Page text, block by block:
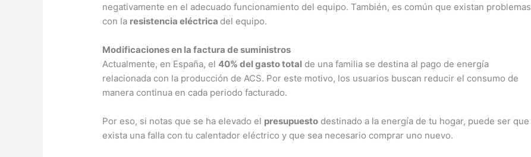
negativamente en el adecuado funcionamiento del equipo. También, es común que existan problemas
con la resistencia eléctrica del equipo.
Modificaciones en la factura de suministros
Actualmente, en España, el40% del gasto total de una familia se destina al pago de energía
relacionada con la producción de ACS. Por este motivo, los usuarios buscan reducir el consumo de
manera continua en cada periodo facturado.
Por eso, si notas que se ha elevado el presupuesto destinado a la energía de tu hogar, puede ser que
exista una falla con tu calentador eléctrico y que sea necesario comprar uno nuevo.